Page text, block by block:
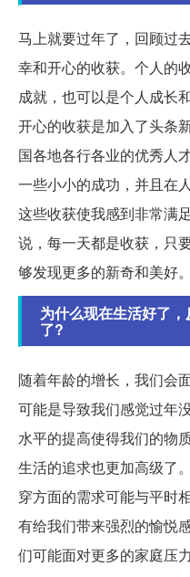
马上就要过年了，回顾过
幸和开心的收获。个人的
成就，也可以是个人成长
开心的收获是加入了头条
国各地各行各业的优秀人
一些小小的成功，并且在
这些收获使我感到非常满
说，每一天都是收获，只
够发现更多的新奇和美好。
为什么现在生活好了
了?
随着年龄的增长，我们会
可能是导致我们感觉过年
水平的提高使得我们的物
生活的追求也更加高级了
穿方面的需求可能与平时
有给我们带来强烈的愉悦
们可能面对更多的家庭压